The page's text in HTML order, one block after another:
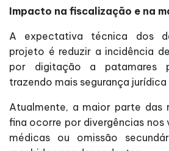
Impacto na fiscalização e na
A expectativa técnica dos
projeto é reduzir a incidência
por digitação a patamares
trazendo mais segurança
Atualmente, a maior parte das
fina ocorre por divergências nos
médicas ou omissão